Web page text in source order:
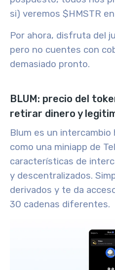
si) veremos $HMSTR
Por ahora, disfruta del
pero no cuentes con
demasiado pronto.
BLUM: precio del
retirar dinero y
Blum es un intercambio
como una miniapp de
características de
y descentralizados.
derivados y te da
30 cadenas diferentes.